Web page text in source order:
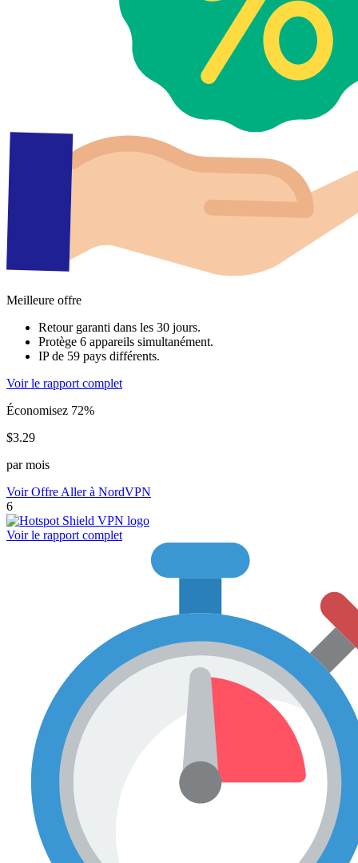
Meilleure offre
Retour garanti dans les 30 jours.
Protège 6 appareils simultanément.
IP de 59 pays différents.
Voir le rapport complet
Économisez 72%
$3.29
par mois
Voir Offre Aller à NordVPN
6
Voir le rapport complet